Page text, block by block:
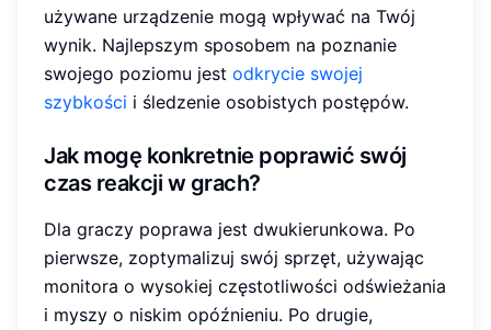
używane urządzenie mogą wpływać na Twój
wynik. Najlepszym sposobem na poznanie
swojego poziomu jest odkrycie swojej
szybkości i śledzenie osobistych postępów.
Jak mogę konkretnie poprawić swój
czas reakcji w grach?
Dla graczy poprawa jest dwukierunkowa. Po
pierwsze, zoptymalizuj swój sprzęt, używając
monitora o wysokiej częstotliwości odświeżania
i myszy o niskim opóźnieniu. Po drugie,